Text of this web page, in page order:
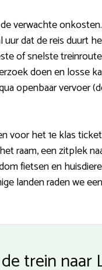
verwachte
dat de reis duurt
of snelste
doen en losse
openbaar vervoer
voor het 1e klas
raam, een zitplek
fietsen en
landen raden we
trein naar